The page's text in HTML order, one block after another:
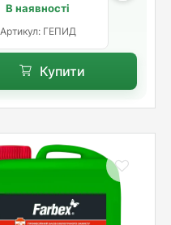
В наявності
Артикул: ГЕПИД
Купити